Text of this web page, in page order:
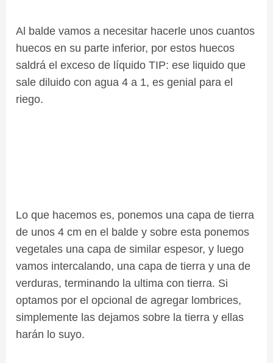
Al balde vamos a necesitar hacerle unos cuantos
huecos en su parte inferior, por estos huecos
saldrá el exceso de líquido TIP: ese liquido que
sale diluido con agua 4 a 1, es genial para el
riego.
Lo que hacemos es, ponemos una capa de tierra
de unos 4 cm en el balde y sobre esta ponemos
vegetales una capa de similar espesor, y luego
vamos intercalando, una capa de tierra y una de
verduras, terminando la ultima con tierra. Si
optamos por el opcional de agregar lombrices,
simplemente las dejamos sobre la tierra y ellas
harán lo suyo.